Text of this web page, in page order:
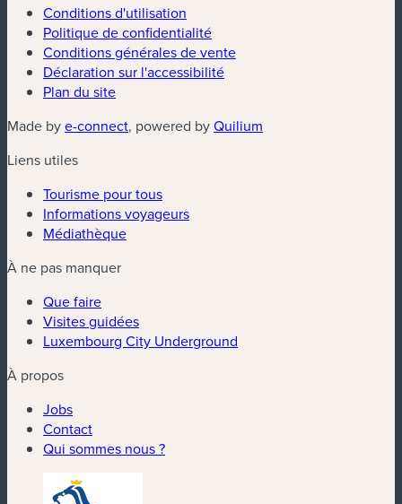
Conditions d'utilisation
Politique de confidentialité
Conditions générales de vente
Déclaration sur l'accessibilité
Plan du site
Made bye-connect(nouvelle fenêtre)
, powered byQuilium
Liens utiles
Tourisme pour tous
Informations voyageurs
Médiathèque
À ne pas manquer
Que faire
Visites guidées
Luxembourg City Underground
À propos
Jobs
Contact
Qui sommes nous ?